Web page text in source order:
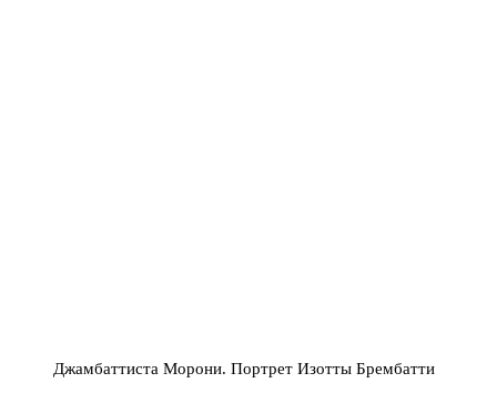
Джамбаттиста Морони. Портрет Изотты Брембатти